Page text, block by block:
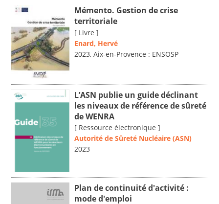
Mémento. Gestion de crise
territoriale
[ Livre ]
Enard, Hervé
2023, Aix-en-Provence : ENSOSP
L’ASN publie un guide déclinant
les niveaux de référence de sûreté
de WENRA
[ Ressource électronique ]
Autorité de Sûreté Nucléaire (ASN)
2023
Plan de continuité d'activité :
mode d'emploi